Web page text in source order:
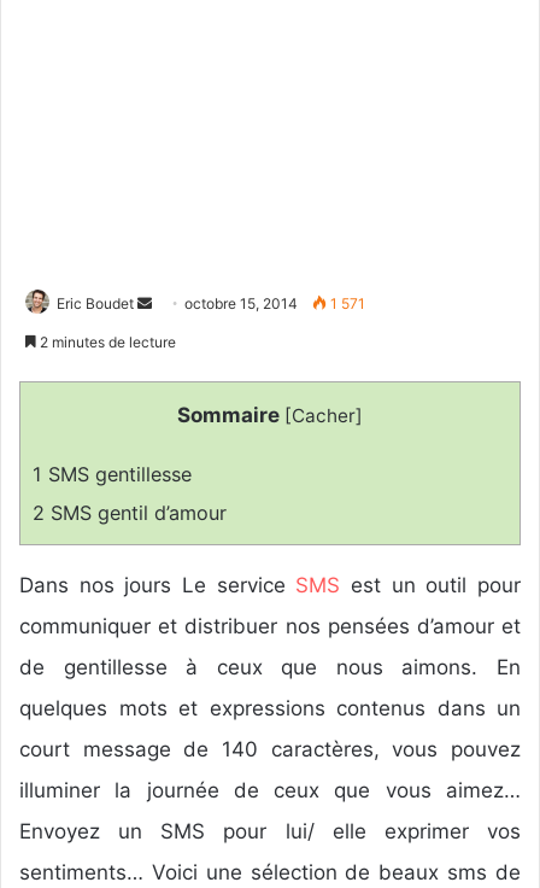
Eric Boudet
r
u
o
u
r
i
l
octobre 15, 2014 1 571
2 minutes de lecture
Sommaire [Cacher]
1 SMS gentillesse
2 SMS gentil d’amour
Dans nos jours Le service SMS est un outil pour
communiquer et distribuer nos pensées d’amour et
de gentillesse à ceux que nous aimons. En
quelques mots et expressions contenus dans un
court message de 140 caractères, vous pouvez
illuminer la journée de ceux que vous aimez…
Envoyez un SMS pour lui/ elle exprimer vos
sentiments… Voici une sélection de beaux sms de